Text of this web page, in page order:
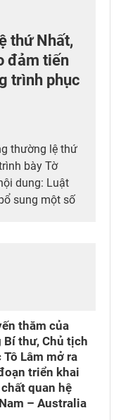
thứ Nhất,
đảm tiến
trình phục
thường lệ thứ
bày Tờ
dung: Luật
sung một số
thăm của
Bí thư, Chủ tịch
Tô Lâm mở ra
triển khai
quan hệ
– Australia